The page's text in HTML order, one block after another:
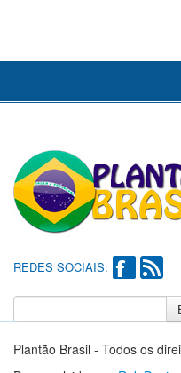
REDES SOCIAIS:
Plantão Brasil - Todos os